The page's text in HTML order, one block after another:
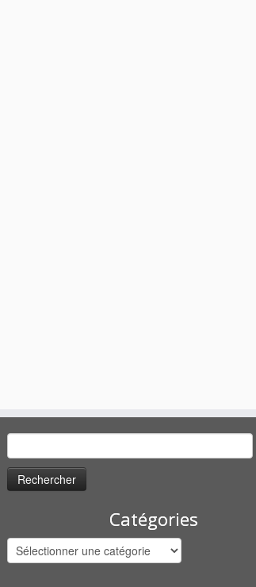
Rechercher :
Catégories
Catégories